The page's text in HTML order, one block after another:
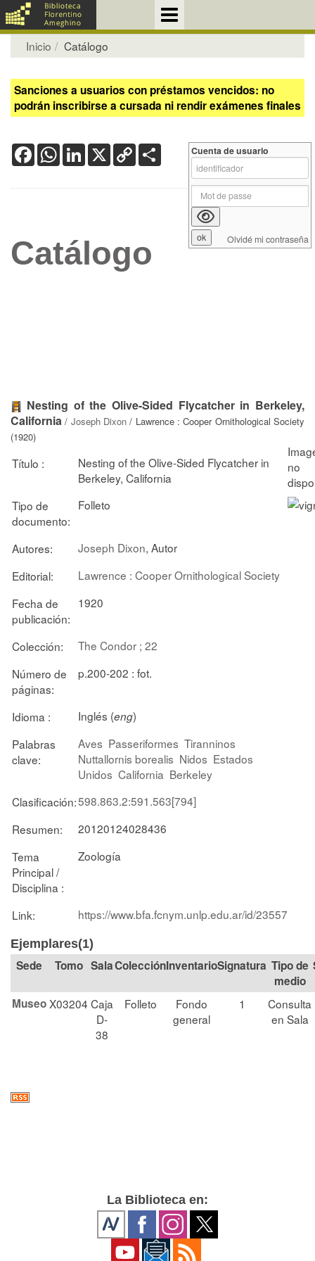
Inicio Catálogo
Sanciones a usuarios con préstamos vencidos: no
podrán inscribirse a cursada ni rendir exámenes finales
FacebookWhatsApp
LinkedIn
X Copy
Link
Catálogo
Nesting of the Olive-Sided Flycatcher in Berkeley,
California / Joseph Dixon / Lawrence : Cooper Ornithological Society
(1920)
Título :
Nesting of the Olive-Sided Flycatcher in
Berkeley, California
Tipo de
documento:
Folleto
Autores: Joseph Dixon, Autor
Editorial:
Lawrence : Cooper Ornithological Society
Fecha de
publicación:
1920
Colección:
The Condor ; 22
Número de
páginas:
p.200-202 : fot.
Idioma : Inglés (eng)
Palabras
clave:
Aves Passeriformes Tiranninos
Nuttallornis borealis Nidos Estados
Unidos California Berkeley
Clasificación:598.863.2:591.563[794]
Resumen:
20120124028436
Tema
Principal /
Disciplina :
Zoología
Link: https://www.bfa.fcnym.unlp.edu.ar/id/23557
Ejemplares(1)
Tomo SalaColección Signatura Tipo de
medio
MuseoX03204 Caja
D-
38
Folleto
Fondo
general
1
Consulta
en Sala
Cuenta de usuario
Olvidé mi contraseña
La Biblioteca en: